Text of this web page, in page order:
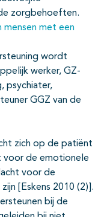
zorgbehoeften.
mensen met een
wordt
werker, GZ-
psychiater,
GGZ van de
zich op de patiënt
voor de emotionele
voor de
[Eskens 2010 (2)].
bij de